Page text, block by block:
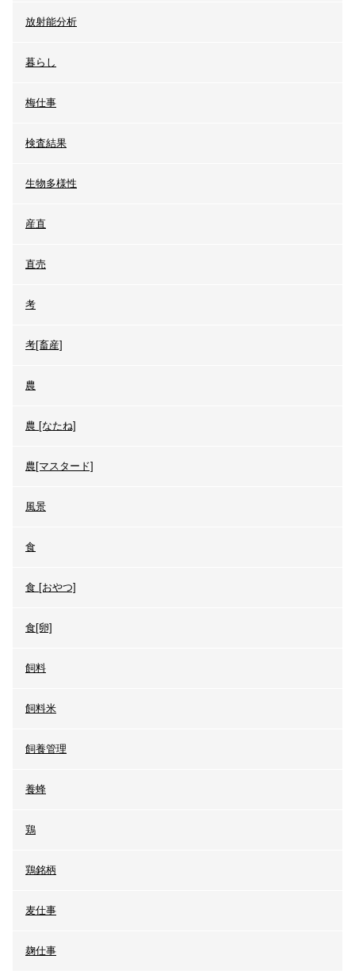
放射能分析
暮らし
梅仕事
検査結果
生物多様性
産直
直売
考
考[畜産]
農
農 [なたね]
農[マスタード]
風景
食
食 [おやつ]
食[卵]
飼料
飼料米
飼養管理
養蜂
鶏
鶏銘柄
麦仕事
麹仕事